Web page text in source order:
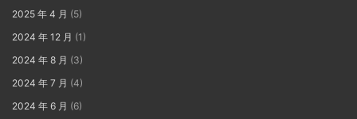
2025 年 4 月 (5)
2024 年 12 月 (1)
2024 年 8 月 (3)
2024 年 7 月 (4)
2024 年 6 月 (6)